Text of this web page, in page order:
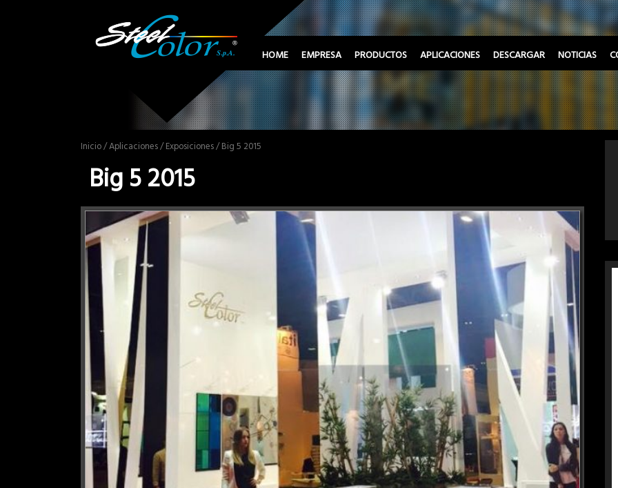
HOME EMPRESA PRODUCTOS APLICACIONES DESCARGAR NOTICIAS
Inicio/Aplicaciones/Exposiciones/ Big 5 2015
Big 5 2015